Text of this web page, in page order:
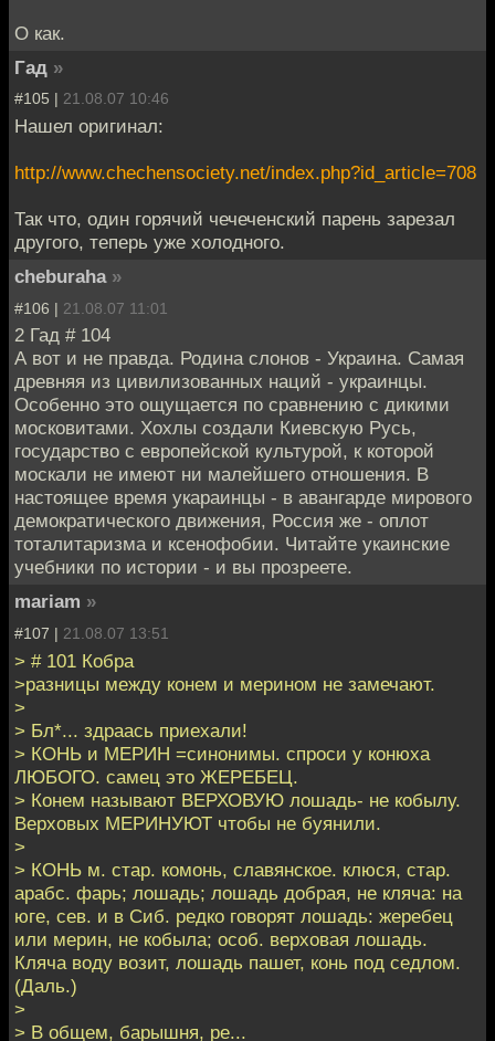
О как.
Гад »
#105 | 21.08.07 10:46
Нашел оригинал:
http://www.chechensociety.net/index.php?id_article=708
Так что, один горячий чечеченский парень зарезал
другого, теперь уже холодного.
cheburaha »
#106 | 21.08.07 11:01
2 Гад # 104
А вот и не правда. Родина слонов - Украина. Самая
древняя из цивилизованных наций - украинцы.
Особенно это ощущается по сравнению с дикими
московитами. Хохлы создали Киевскую Русь,
государство с европейской культурой, к которой
москали не имеют ни малейшего отношения. В
настоящее время укараинцы - в авангарде мирового
демократического движения, Россия же - оплот
тоталитаризма и ксенофобии. Читайте укаинские
учебники по истории - и вы прозреете.
mariam »
#107 | 21.08.07 13:51
> # 101 Кобра
>разницы между конем и мерином не замечают.
>
> Бл*... здраась приехали!
> КОНЬ и МЕРИН =синонимы. спроси у конюха
ЛЮБОГО. самец это ЖЕРЕБЕЦ.
> Конем называют ВЕРХОВУЮ лошадь- не кобылу.
Верховых МЕРИНУЮТ чтобы не буянили.
>
> КОНЬ м. стар. комонь, славянское. клюся, стар.
арабс. фарь; лошадь; лошадь добрая, не кляча: на
юге, сев. и в Сиб. редко говорят лошадь: жеребец
или мерин, не кобыла; особ. верховая лошадь.
Кляча воду возит, лошадь пашет, конь под седлом.
(Даль.)
>
> В общем, барышня, ре...